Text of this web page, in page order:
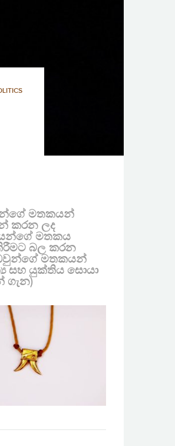
මතකයන්
කරන ලද
මතකය
බල කරන
ඔවුන්ගේ මතකයන්
සහ යුක්තිය සොයා
ගැන)